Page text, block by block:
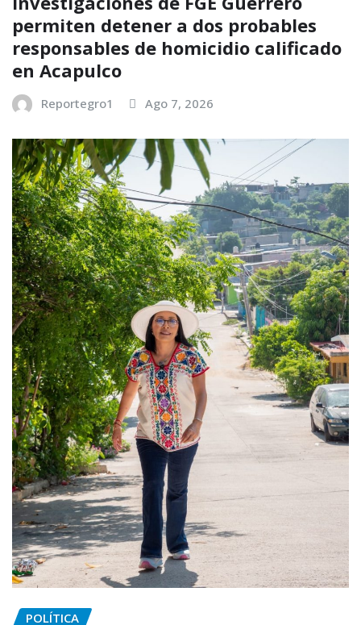
permiten detener a dos probables
responsables de homicidio calificado
en Acapulco
Reportegro1 Ago 7, 2026
POLÍTICA